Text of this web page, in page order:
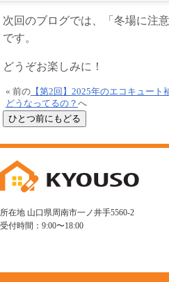
次回のブログでは、「冬場に注
です。
どうぞお楽しみに！
« 前の 【第2回】2025年のエコキュート
どうなってるの？ へ
所在地 山口県周南市一ノ井手5560-2
受付時間：9:00〜18:00